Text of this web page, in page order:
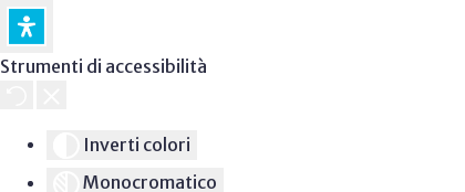
Strumenti di accessibilità
Inverti colori
Monocromatico